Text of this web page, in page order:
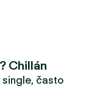
Chillán
single, často